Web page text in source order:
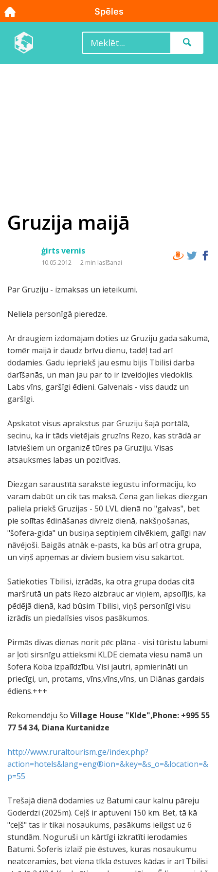
Gruzija maijā
ģirts vernis
10.05.2012 2 min lasīšanai
Par Gruziju - izmaksas un ieteikumi.
Neliela personīgā pieredze.
Ar draugiem izdomājam doties uz Gruziju gada sākumā,
tomēr maijā ir daudz brīvu dienu, tadēļ tad arī
dodamies. Gadu iepriekš jau esmu bijis Tbilisi darba
darīšanās, un man jau par to ir izveidojies viedoklis.
Labs vīns, garšīgi ēdieni. Galvenais - viss daudz un
garšīgi.
Apskatot visus aprakstus par Gruziju šajā portālā,
secinu, ka ir tāds vietējais gruzīns Rezo, kas strādā ar
latviešiem un organizē tūres pa Gruziju. Visas
atsauksmes labas un pozitīvas.
Diezgan saraustītā sarakstē iegūstu informāciju, ko
varam dabūt un cik tas maksā. Cena gan liekas diezgan
paliela priekš Gruzijas - 50 LVL dienā no "galvas", bet
pie solītas ēdināšanas divreiz dienā, nakšņošanas,
"šofera-gida" un busiņa septiņiem cilvēkiem, galīgi nav
nāvējoši. Baigās atnāk e-pasts, ka būs arī otra grupa,
un viņš apņemas ar diviem busiem visu sakārtot.
Satiekoties Tbilisi, izrādās, ka otra grupa dodas citā
maršrutā un pats Rezo aizbrauc ar viņiem, apsolījis, ka
pēdējā dienā, kad būsim Tbilisi, viņš personīgi visu
izrādīs un piedalīsies visos pasākumos.
Pirmās divas dienas norit pēc plāna - visi tūristu labumi
ar ļoti sirsnīgu attieksmi KLDE ciemata viesu namā un
šofera Koba izpalīdzību. Visi jautri, apmierināti un
priecīgi, un, protams, vīns,vīns,vīns, un Diānas gardais
ēdiens.+++
Rekomendēju šo Village House "Klde",Phone: +995 55
77 54 34, Diana Kurtanidze
http://www.ruraltourism.ge/index.php?
action=hotels&lang=eng®ion=&key=&s_o=&location=&
p=55
Trešajā dienā dodamies uz Batumi caur kalnu pāreju
Goderdzi (2025m). Ceļš ir aptuveni 150 km. Bet, tā kā
"ceļš" tas ir tikai nosaukums, pasākums ieilgst uz 6
stundām. Noguruši un kārtīgi izkratīti ierodamies
Batumi. Šoferis izlaiž pie ēstuves, kuras nosaukumu
neatceramies, bet viena tīkla ēstuves kādas ir arī Tbilisi